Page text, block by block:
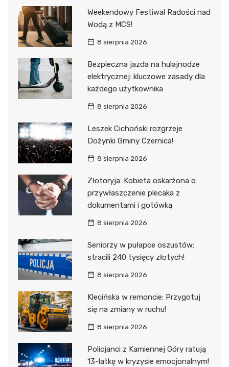
Weekendowy Festiwal Radości nad
Wodą z MCS!
8 sierpnia 2026
Bezpieczna jazda na hulajnodze
elektrycznej: kluczowe zasady dla
każdego użytkownika
8 sierpnia 2026
Leszek Cichoński rozgrzeje
Dożynki Gminy Czernica!
8 sierpnia 2026
Złotoryja: Kobieta oskarżona o
przywłaszczenie plecaka z
dokumentami i gotówką
8 sierpnia 2026
Seniorzy w pułapce oszustów:
stracili 240 tysięcy złotych!
8 sierpnia 2026
Klecińska w remoncie: Przygotuj
się na zmiany w ruchu!
8 sierpnia 2026
Policjanci z Kamiennej Góry ratują
13-latkę w kryzysie emocjonalnym!